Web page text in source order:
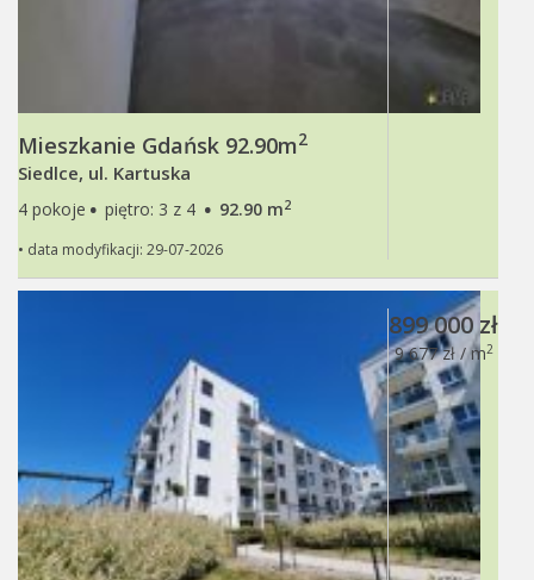
Mieszkanie Gdańsk 92.90m2
Siedlce, ul. Kartuska
4 pokoje · piętro: 3 z 4 · 92.90 m2
• data modyfikacji: 29-07-2026
899 000 zł
9 677 zł / m2